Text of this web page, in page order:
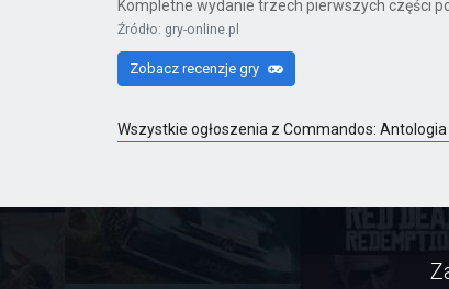
Far Cry 6: Yara Edition
PS4
Kompletne wydanie trzech pierwszych części
Źródło: gry-online.pl
Zobacz recenzje gry
Wszystkie ogłoszenia z Commandos: